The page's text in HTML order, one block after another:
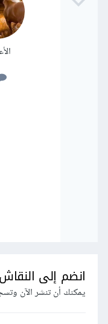
انضم إلى النقاش
يمكنك أن تنشر الآن